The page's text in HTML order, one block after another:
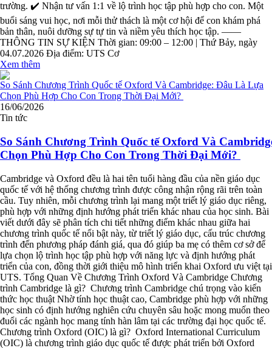
trường. ✔️ Nhận tư vấn 1:1 về lộ trình học tập phù hợp cho con. Một
buổi sáng vui học, nơi mỗi thử thách là một cơ hội để con khám phá
bản thân, nuôi dưỡng sự tự tin và niềm yêu thích học tập. ——
THÔNG TIN SỰ KIỆN Thời gian: 09:00 – 12:00 | Thứ Bảy, ngày
04.07.2026 Địa điểm: UTS Cơ
Xem thêm
16/06/2026
Tin tức
So Sánh Chương Trình Quốc tế Oxford Và
Chọn Phù Hợp Cho Con Trong Thời Đại Mới?
Cambridge và Oxford đều là hai tên tuổi hàng đầu của nền giáo dục
quốc tế với hệ thống chương trình được công nhận rộng rãi trên toàn
cầu. Tuy nhiên, mỗi chương trình lại mang một triết lý giáo dục riêng,
phù hợp với những định hướng phát triển khác nhau của học sinh. Bài
viết dưới đây sẽ phân tích chi tiết những điểm khác nhau giữa hai
chương trình quốc tế nổi bật này, từ triết lý giáo dục, cấu trúc chương
trình đến phương pháp đánh giá, qua đó giúp ba mẹ có thêm cơ sở để
lựa chọn lộ trình học tập phù hợp với năng lực và định hướng phát
triển của con, đồng thời giới thiệu mô hình triển khai Oxford ưu việt tại
UTS. Tổng Quan Về Chương Trình Oxford Và Cambridge Chương
trình Cambridge là gì? Chương trình Cambridge chú trọng vào kiến
thức học thuật Nhờ tính học thuật cao, Cambridge phù hợp với những
học sinh có định hướng nghiên cứu chuyên sâu hoặc mong muốn theo
đuổi các ngành học mang tính hàn lâm tại các trường đại học quốc tế.
Chương trình Oxford (OIC) là gì? Oxford International Curriculum
(OIC) là chương trình giáo dục quốc tế được phát triển bởi Oxford